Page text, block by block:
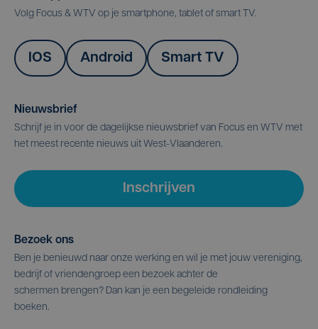
Volg Focus & WTV op je smartphone, tablet of smart TV.
IOS Android Smart TV
Nieuwsbrief
Schrijf je in voor de dagelijkse nieuwsbrief van Focus en WTV met
het meest recente nieuws uit West-Vlaanderen.
Inschrijven
Bezoek ons
Ben je benieuwd naar onze werking en wil je met jouw vereniging,
bedrijf of vriendengroep een bezoek achter de
schermen brengen? Dan kan je een begeleide rondleiding
boeken.